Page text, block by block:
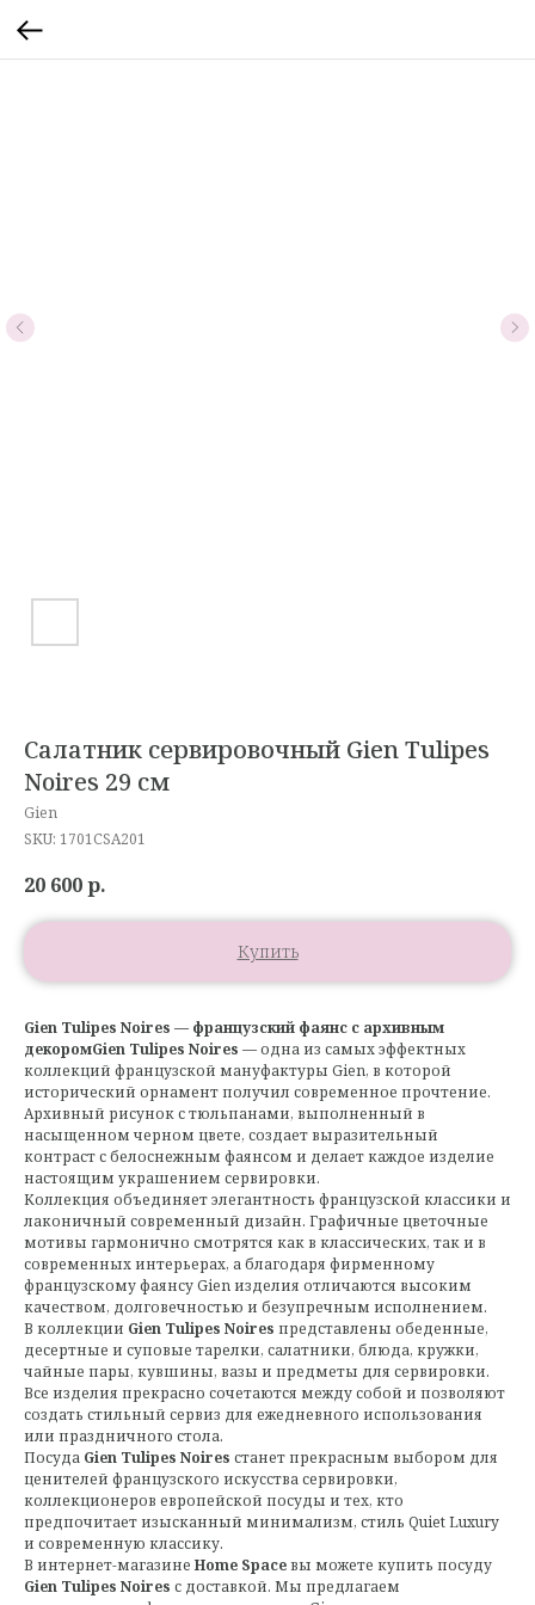
Салатник сервировочный Gien Tulipes
Noires 29 см
Gien
SKU: 1701CSA201
20 600р.
Купить
Gien Tulipes Noires — французский фаянс с архивным
декоромGien Tulipes Noires — одна из самых эффектных
коллекций французской мануфактуры Gien, в которой
исторический орнамент получил современное прочтение.
Архивный рисунок с тюльпанами, выполненный в
насыщенном черном цвете, создает выразительный
контраст с белоснежным фаянсом и делает каждое изделие
настоящим украшением сервировки.
Коллекция объединяет элегантность французской классики и
лаконичный современный дизайн. Графичные цветочные
мотивы гармонично смотрятся как в классических, так и в
современных интерьерах, а благодаря фирменному
французскому фаянсу Gien изделия отличаются высоким
качеством, долговечностью и безупречным исполнением.
В коллекции Gien Tulipes Noires представлены обеденные,
десертные и суповые тарелки, салатники, блюда, кружки,
чайные пары, кувшины, вазы и предметы для сервировки.
Все изделия прекрасно сочетаются между собой и позволяют
создать стильный сервиз для ежедневного использования
или праздничного стола.
Посуда Gien Tulipes Noires станет прекрасным выбором для
ценителей французского искусства сервировки,
коллекционеров европейской посуды и тех, кто
предпочитает изысканный минимализм, стиль Quiet Luxury
и современную классику.
В интернет-магазине Home Space вы можете купить посуду
Gien Tulipes Noires с доставкой. Мы предлагаем